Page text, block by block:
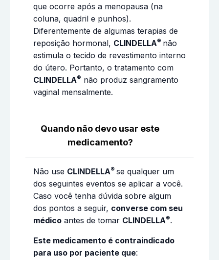
que ocorre após a menopausa (na
coluna, quadril e punhos).
Diferentemente de algumas terapias de
reposição hormonal, CLINDELLA® não
estimula o tecido de revestimento interno
do útero. Portanto, o tratamento com
CLINDELLA® não produz sangramento
vaginal mensalmente.
Quando não devo usar este
medicamento?
Não use CLINDELLA® se qualquer um
dos seguintes eventos se aplicar a você.
Caso você tenha dúvida sobre algum
dos pontos a seguir, converse com seu
médico antes de tomar CLINDELLA®.
Este medicamento é contraindicado
para uso por paciente que: